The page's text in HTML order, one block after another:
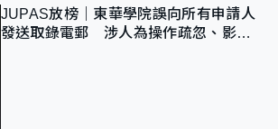
JUPAS放榜｜東華學院誤向所有申請人
發送取錄電郵 涉人為操作疏忽、影響